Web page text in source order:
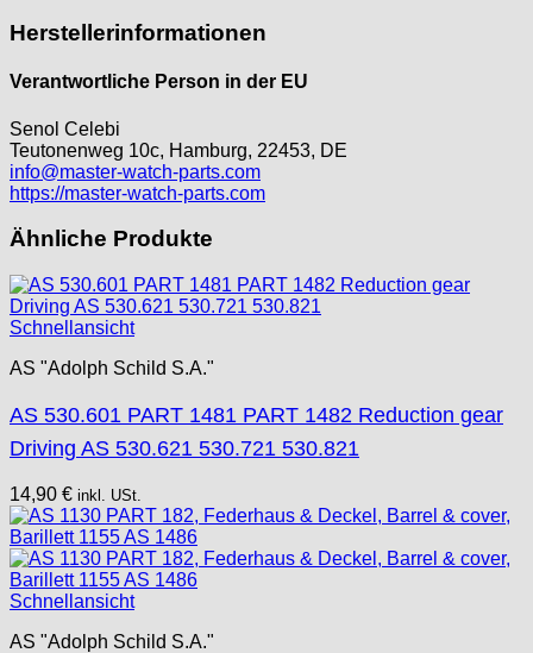
Herstellerinformationen
Verantwortliche Person in der EU
Senol Celebi
Teutonenweg 10c, Hamburg, 22453, DE
info@master-watch-parts.com
https://master-watch-parts.com
Ähnliche Produkte
Schnellansicht
AS "Adolph Schild S.A."
AS 530.601 PART 1481 PART 1482 Reduction gear
Driving AS 530.621 530.721 530.821
14,90 € inkl. USt.
Schnellansicht
AS "Adolph Schild S.A."